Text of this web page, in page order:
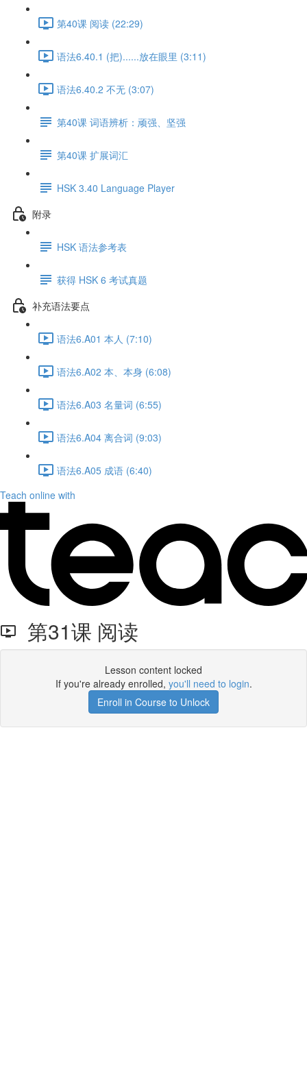
第40课 阅读 (22:29)
语法6.40.1 (把)......放在眼里 (3:11)
语法6.40.2 不无 (3:07)
第40课 词语辨析：顽强、坚强
第40课 扩展词汇
HSK 3.40 Language Player
附录
HSK 语法参考表
获得 HSK 6 考试真题
补充语法要点
语法6.A01 本人 (7:10)
语法6.A02 本、本身 (6:08)
语法6.A03 名量词 (6:55)
语法6.A04 离合词 (9:03)
语法6.A05 成语 (6:40)
Teach online with
第31课 阅读
Lesson content locked
If you're already enrolled, you'll need to login.
Enroll in Course to Unlock